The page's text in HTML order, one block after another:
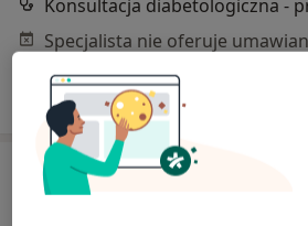
Konsultacja diabetologiczna -
Poproś o wizytę